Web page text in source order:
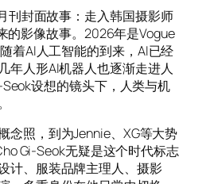
刊封面故事：走入韩国摄影师
的影像故事。2026年是Vogue
着AI人工智能的到来，AI已经
年人形AI机器人也逐渐走进人
设想的镜头下，人类与机
念照，到为Jennie、XG等大势
Gi-Seok无疑是这个时代标志
计、服装品牌主理人、摄影